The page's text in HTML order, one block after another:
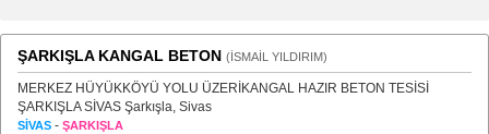
ŞARKIŞLA KANGAL BETON (İSMAİL YILDIRIM)
MERKEZ HÜYÜKKÖYÜ YOLU ÜZERİKANGAL HAZIR BETON TESİSİ
ŞARKIŞLA SİVAS Şarkışla, Sivas
SİVAS - ŞARKIŞLA